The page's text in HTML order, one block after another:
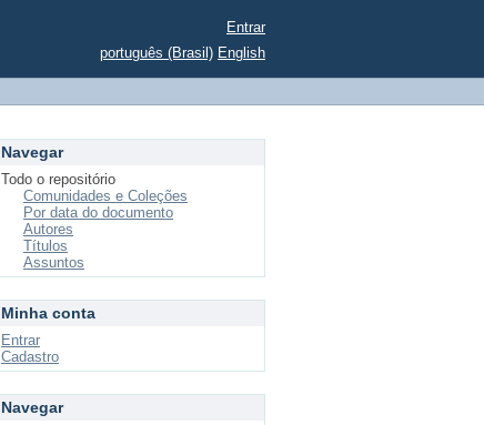
Entrar
português (Brasil) English
Navegar
Todo o repositório
Comunidades e Coleções
Por data do documento
Autores
Títulos
Assuntos
Minha conta
Entrar
Cadastro
Navegar